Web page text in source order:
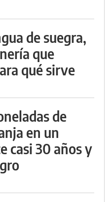
de suegra,
que
qué sirve
de
en un
casi 30 años y